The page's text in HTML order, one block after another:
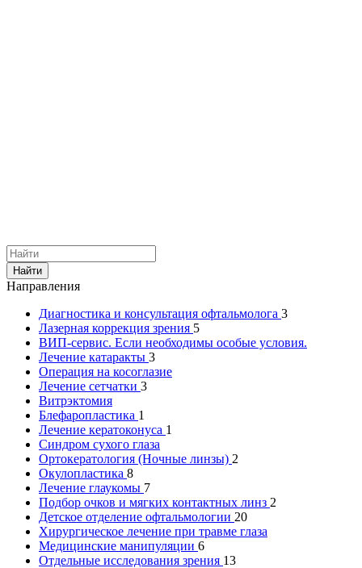
Найти
Направления
Диагностика и консультация офтальмолога 3
Лазерная коррекция зрения 5
ВИП-сервис. Если необходимы особые условия.
Лечение катаракты 3
Операция на косоглазие
Лечение сетчатки 3
Витрэктомия
Блефаропластика 1
Лечение кератоконуса 1
Синдром сухого глаза
Ортокератология (Ночные линзы) 2
Окулопластика 8
Лечение глаукомы 7
Подбор очков и мягких контактных линз 2
Детское отделение офтальмологии 20
Хирургическое лечение при травме глаза
Медицинские манипуляции 6
Отдельные исследования зрения 13